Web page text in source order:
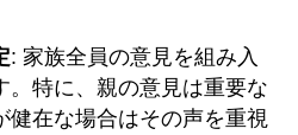
: 家族全員の意見を組み入
。特に、親の意見は重要な
健在な場合はその声を重視